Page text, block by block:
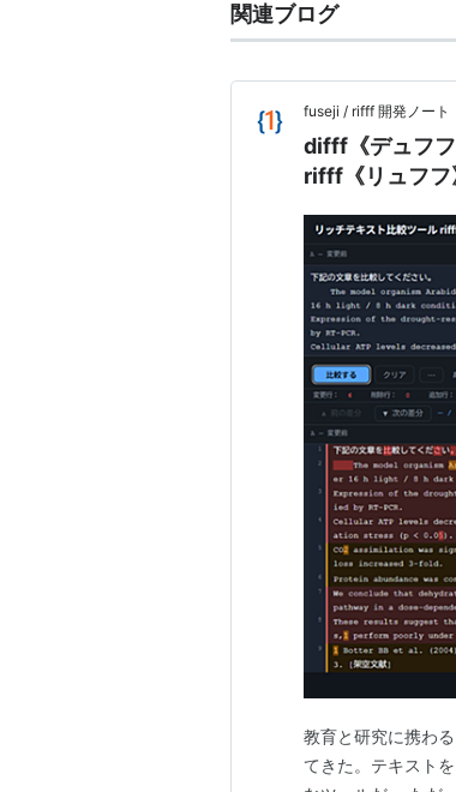
関連ブログ
fuseji / rifff 開発ノート
difff《デュフ
rifff《リュフフ
教育と研究に携わ
てきた。テキスト